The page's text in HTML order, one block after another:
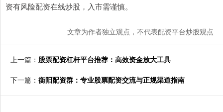
资有风险配资在线炒股，入市需谨慎。
文章为作者独立观点，不代表配资平台炒股观点
上一篇： 股票配资杠杆平台推荐：高效资金放大工具
下一篇： 衡阳配资群：专业股票配资交流与正规渠道指南